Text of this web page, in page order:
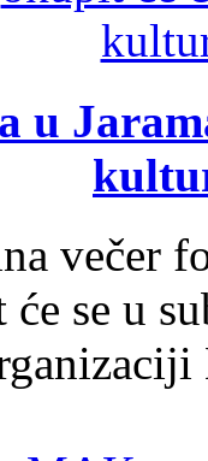
u
večer
će se u